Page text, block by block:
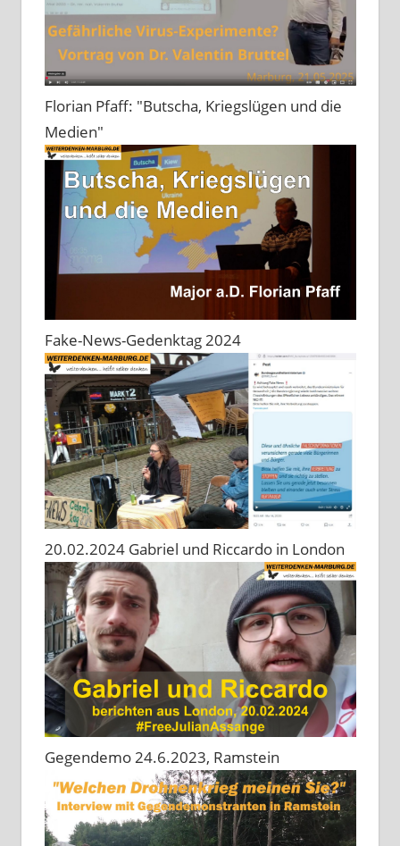
Florian Pfaff: "Butscha, Kriegslügen und die
Medien"
Fake-News-Gedenktag 2024
20.02.2024 Gabriel und Riccardo in London
Gegendemo 24.6.2023, Ramstein